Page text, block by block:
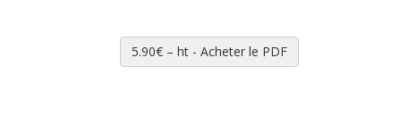
5.90€ – ht - Acheter le PDF